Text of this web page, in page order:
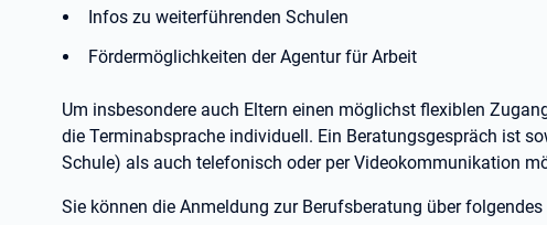
Infos zu weiterführenden Schulen
Fördermöglichkeiten der Agentur für Arbeit
Um insbesondere auch Eltern einen möglichst flexiblen
die Terminabsprache individuell. Ein Beratungsgespräch ist
Schule) als auch telefonisch oder per Videokommunikation
Sie können die Anmeldung zur Berufsberatung über